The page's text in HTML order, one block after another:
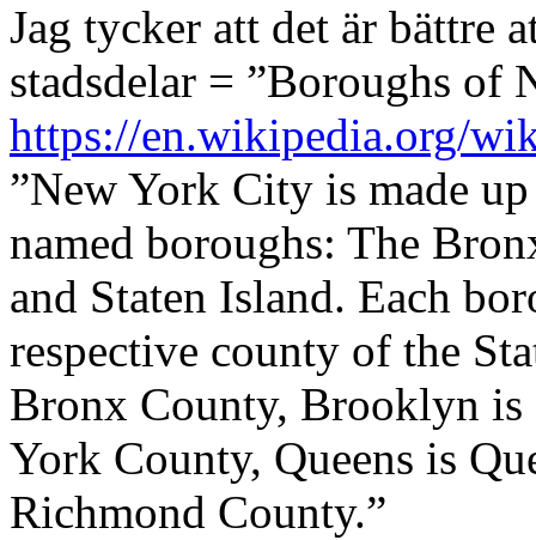
Jag tycker att det är bättre
stadsdelar = ”Boroughs of
https://en.wikipedia.org/
”New York City is made
named boroughs: The
and Staten Island. Each
respective county of the
Bronx County, Brooklyn
York County, Queens is
Richmond County.”